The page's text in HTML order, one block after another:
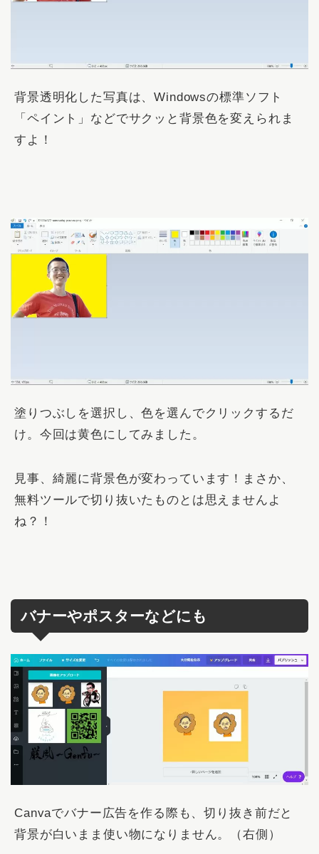
背景透明化した写真は、Windowsの標準ソフト
「ペイント」などでサクッと背景色を変えられま
すよ！
塗りつぶしを選択し、色を選んでクリックするだ
け。今回は黄色にしてみました。
見事、綺麗に背景色が変わっています！まさか、
無料ツールで切り抜いたものとは思えませんよ
ね？！
バナーやポスターなどにも
Canvaでバナー広告を作る際も、切り抜き前だと
背景が白いまま使い物になりません。（右側）